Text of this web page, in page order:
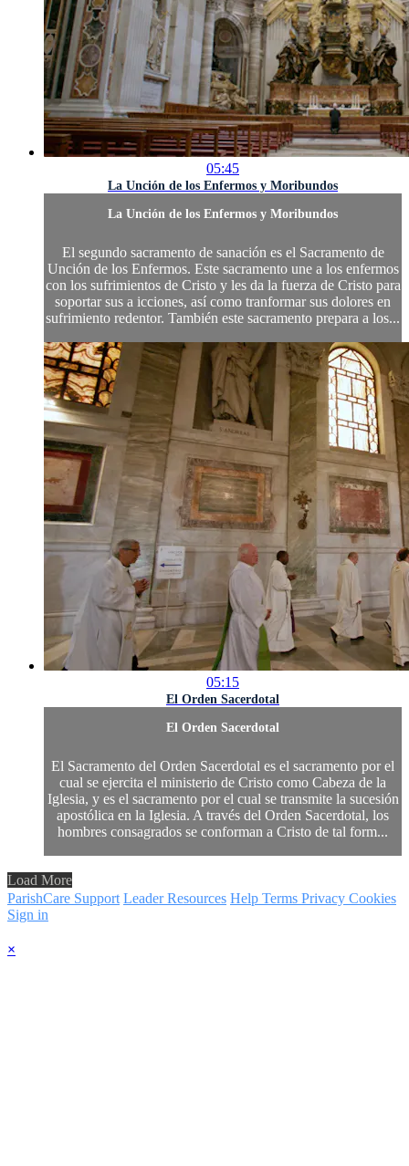
05:45
La Unción de los Enfermos y Moribundos
La Unción de los Enfermos y Moribundos
El segundo sacramento de sanación es el Sacramento de
Unción de los Enfermos. Este sacramento une a los enfermos
con los sufrimientos de Cristo y les da la fuerza de Cristo para
soportar sus a icciones, así como tranformar sus dolores en
sufrimiento redentor. También este sacramento prepara a los...
05:15
El Orden Sacerdotal
El Orden Sacerdotal
El Sacramento del Orden Sacerdotal es el sacramento por el
cual se ejercita el ministerio de Cristo como Cabeza de la
Iglesia, y es el sacramento por el cual se transmite la sucesión
apostólica en la Iglesia. A través del Orden Sacerdotal, los
hombres consagrados se conforman a Cristo de tal form...
Load More
ParishCare Support Leader Resources Help Terms Privacy Cookies
Sign in
×